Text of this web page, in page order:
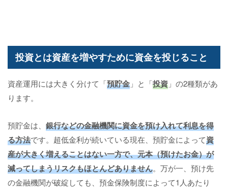
投資とは資産を増やすために資金を投じること
資産運用には大きく分けて「預貯金 」と「投資 」の2種類があ
ります。
預貯金は、 銀行などの金融機関に資金を預け入れて利息を得
る方法です。超低金利が続いている現在、預貯金によって資
産が大きく増えることはない一方で、元本（預けたお金）が
減ってしまうリスクもほとんどありません。万が一、預け先
の金融機関が破綻しても、預金保険制度によって1人あたり